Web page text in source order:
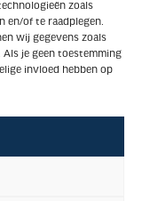
zoals
en/of te raadplegen.
wij gegevens zoals
je geen toestemming
invloed hebben op
Powered by